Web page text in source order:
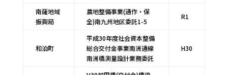
南薩地域
振興局
農地整備事業(通作・保
全)南九州地区委託1-5
R1
和泊町
平成30年度社会資本整備
総合交付金事業南洲通線
南洲橋測量設計業務委託
H30